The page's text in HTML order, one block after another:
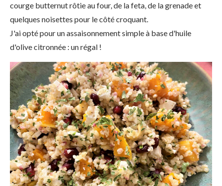
courge butternut rôtie au four, de la feta, de la grenade et
quelques noisettes pour le côté croquant.
J'ai opté pour un assaisonnement simple à base d'huile
d'olive citronnée : un régal !